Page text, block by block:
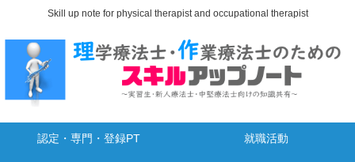
Skill up note for physical therapist and occupational therapist
認定・専門・登録PT 就職活動